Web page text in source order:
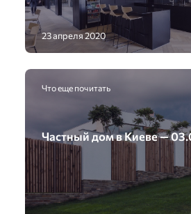
23 апреля 2020
Что еще почитать
Частный дом в Киеве —